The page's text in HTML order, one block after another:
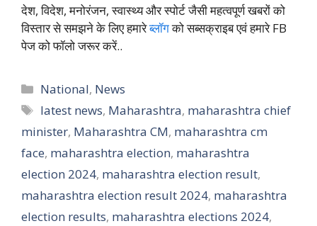
देश, विदेश, मनोरंजन, स्वास्थ्य और स्पोर्ट जैसी महत्वपूर्ण खबरों को
विस्तार से समझने के लिए हमारेब्लॉगको सब्सक्राइब एवं हमारे FB
पेज को फॉलो जरूर करें..
Categories
National, News
Tags
latest news, Maharashtra, maharashtra chief
minister, Maharashtra CM, maharashtra cm
face, maharashtra election, maharashtra
election 2024, maharashtra election result,
maharashtra election result 2024, maharashtra
election results, maharashtra elections 2024,